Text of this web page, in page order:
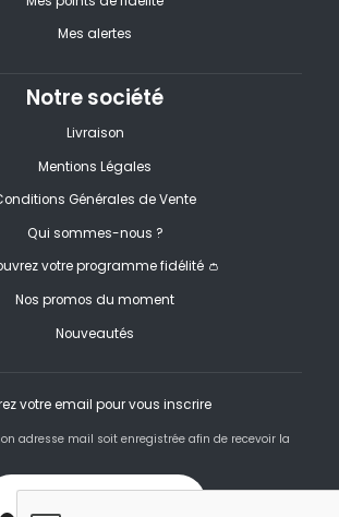
Mes alertes
Notre société
Livraison
Mentions Légales
Générales de Vente
Qui sommes-nous ?
votre programme fidélité 👛
Nos promos du moment
Nouveautés
votre email pour vous inscrire
adresse mail soit enregistrée afin de recevoir la